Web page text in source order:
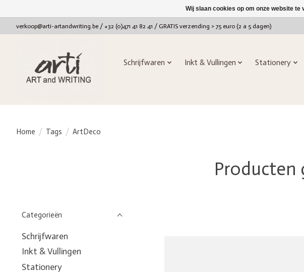
verkoop@arti-artandwriting.be/ +32 (0)471 41 82 41 / GRATIS verzending > 75 euro (2 a 5 dagen)
Schrijfwaren Inkt & Vullingen Stationery
Home / Tags / ArtDeco
Producten
Categorieën
Schrijfwaren
Inkt & Vullingen
Stationery
Wij slaan cookies op om onze website